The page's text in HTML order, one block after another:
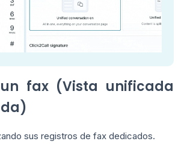
fax (Vista unificada
sus registros de fax dedicados.